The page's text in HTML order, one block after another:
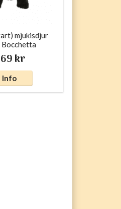
mjukisdjur
kr
Info